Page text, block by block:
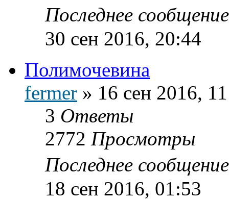
Последнее
30 сен 2016, 20:44
Полимочевина
fermer » 16 сен 2016,
3 Ответы
2772 Просмотры
Последнее
18 сен 2016, 01:53